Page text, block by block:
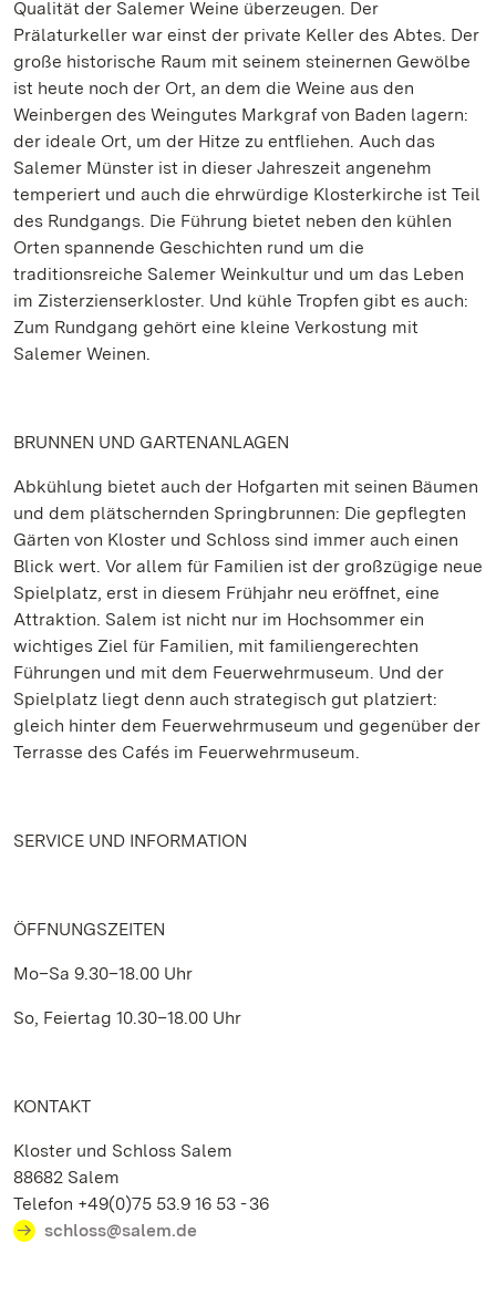
Qualität der Salemer Weine überzeugen. Der
Prälaturkeller war einst der private Keller des Abtes. Der
große historische Raum mit seinem steinernen Gewölbe
ist heute noch der Ort, an dem die Weine aus den
Weinbergen des Weingutes Markgraf von Baden lagern:
der ideale Ort, um der Hitze zu entfliehen. Auch das
Salemer Münster ist in dieser Jahreszeit angenehm
temperiert und auch die ehrwürdige Klosterkirche ist Teil
des Rundgangs. Die Führung bietet neben den kühlen
Orten spannende Geschichten rund um die
traditionsreiche Salemer Weinkultur und um das Leben
im Zisterzienserkloster. Und kühle Tropfen gibt es auch:
Zum Rundgang gehört eine kleine Verkostung mit
Salemer Weinen.
BRUNNEN UND GARTENANLAGEN
Abkühlung bietet auch der Hofgarten mit seinen Bäumen
und dem plätschernden Springbrunnen: Die gepflegten
Gärten von Kloster und Schloss sind immer auch einen
Blick wert. Vor allem für Familien ist der großzügige neue
Spielplatz, erst in diesem Frühjahr neu eröffnet, eine
Attraktion. Salem ist nicht nur im Hochsommer ein
wichtiges Ziel für Familien, mit familiengerechten
Führungen und mit dem Feuerwehrmuseum. Und der
Spielplatz liegt denn auch strategisch gut platziert:
gleich hinter dem Feuerwehrmuseum und gegenüber der
Terrasse des Cafés im Feuerwehrmuseum.
SERVICE UND INFORMATION
ÖFFNUNGSZEITEN
Mo–Sa 9.30–18.00 Uhr
So, Feiertag 10.30–18.00 Uhr
KONTAKT
Kloster und Schloss Salem
88682 Salem
Telefon +49(0)75 53.9 16 53 - 36
schloss@salem.de